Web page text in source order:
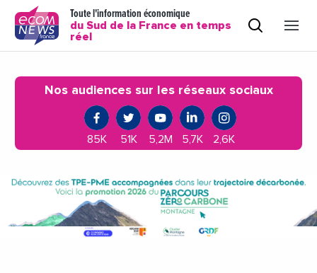
Toute l'information économique
du Sud de la France en temps
réel
Nos audiences sur les réseaux sociaux
85K 51K 5,2M 5,7K 2,6K